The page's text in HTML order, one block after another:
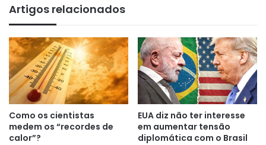
Medidas Sanitárias e Fitossanitárias”
reforçou o diálogo sanitário entre os países e contribuiu
para o avanço de medidas de interesse do setor agrícola
brasileiro.
Artigos relacionados
Como os cientistas
medem os “recordes de
calor”?
EUA diz não ter interesse
em aumentar tensão
diplomática com o Brasil